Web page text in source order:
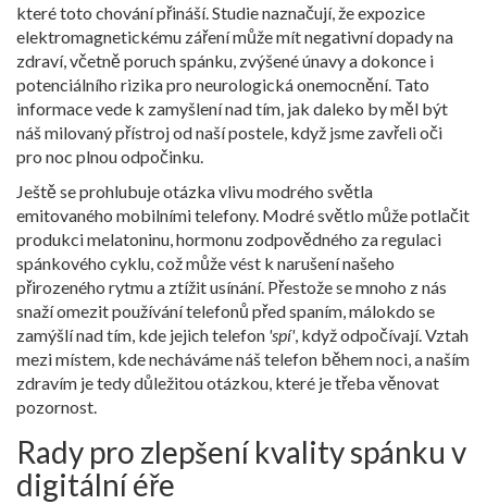
které toto chování přináší. Studie naznačují, že expozice
elektromagnetickému záření může mít negativní dopady na
zdraví, včetně poruch spánku, zvýšené únavy a dokonce i
potenciálního rizika pro neurologická onemocnění. Tato
informace vede k zamyšlení nad tím, jak daleko by měl být
náš milovaný přístroj od naší postele, když jsme zavřeli oči
pro noc plnou odpočinku.
Ještě se prohlubuje otázka vlivu modrého světla
emitovaného mobilními telefony. Modré světlo může potlačit
produkci melatoninu, hormonu zodpovědného za regulaci
spánkového cyklu, což může vést k narušení našeho
přirozeného rytmu a ztížit usínání. Přestože se mnoho z nás
snaží omezit používání telefonů před spaním, málokdo se
zamýšlí nad tím, kde jejich telefon 'spí', když odpočívají. Vztah
mezi místem, kde necháváme náš telefon během noci, a naším
zdravím je tedy důležitou otázkou, které je třeba věnovat
pozornost.
Rady pro zlepšení kvality spánku v
digitální éře